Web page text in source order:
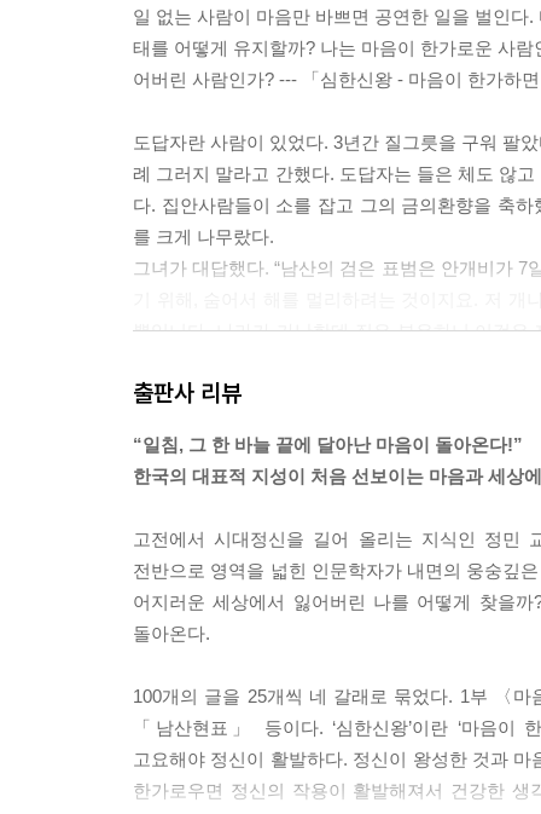
-세게 공부해서 쉽게 풀어낸다
독서망양讀書亡羊
-책에 빠져 양을 잃다
-새 잎을 펼치자 새 심지가 돋는다
평생출처平生出處
-시련과 역경 속에 본바탕이 드러난다
의금상경衣錦尙絅
-비단옷을 입고는 덧옷으로 가린다
-글의 마음을 얻고 슬기 구멍이 활짝 열려야
-풀을 뽑아 길을 낸 후 풍모를 우러른다
-처음부터 가르쳐라
북원적월北轅適越
묘계질서妙契疾書
-순간의 깨달음을 놓치지 말고 메모하라
해현갱장解弦更張-거문고 줄을 풀어 팽팽하게 다
견골상상見骨想象
우작경탄牛嚼鯨呑
-소가 되새김질 하고, 고래가 한입에 삼키듯이
이택상주麗澤相注
-두 개의 연못이 맞닿아 서로 물을 댄다
일 없는 사람이 마음만 바쁘면 공연한 일을 벌인
태를 어떻게 유지할까? 나는 마음이 한가로운 사
어버린 사람인가? --- 「심한신왕 - 마음이 한가하
도답자란 사람이 있었다. 3년간 질그릇을 구워 팔
례 그러지 말라고 간했다. 도답자는 들은 체도 않
다. 집안사람들이 소를 잡고 그의 금의환향을 축
를 크게 나무랐다.
그녀가 대답했다. “남산의 검은 표범은 안개비가
뿐입니다. 나라가 가난한데 집은 부유하니 이것
어린 표범은 자라면서 어느 순간 짙고 기름진 무
늬가 박힌다」 중에서
“사람들이 산 코끼리를 보기 힘들게 되자 죽은 코
는 것을 모두 '상'이라 말한다.”
남은 뼈만 보고 이 괴상한 어금니 주인공의 생김
왔다. … 성인이 『주역』을 지을 때 코끼리 상 자
「견골상상 - 이미지를 유추해서 본질에 도달하라
세상은 캄캄한 어둠 속인데, 불의한 세력이 그 틈
빛을 보며 새벽을 기다린다.
출판사 리뷰
“일침, 그 한 바늘 끝에 달아난 마음이 돌아온다!”
한국의 대표적 지성이 처음 선보이는 마음과 세상
고전에서 시대정신을 길어 올리는 지식인 정민
전반으로 영역을 넓힌 인문학자가 내면의 웅숭깊
어지러운 세상에서 잃어버린 나를 어떻게 찾을
돌아온다.
100개의 글을 25개씩 네 갈래로 묶었다. 1부 〈
「남산현표」 등이다. ‘심한신왕’이란 ‘마음
고요해야 정신이 활발하다. 정신이 왕성한 것과
한가로우면 정신의 작용이 활발해져서 건강한